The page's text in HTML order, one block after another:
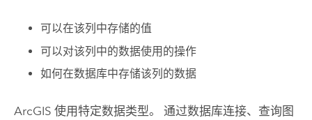
可以在该列中存储的值
可以对该列中的数据使用的操作
如何在数据库中存储该列的数据
ArcGIS 使用特定数据类型。 通过数据库连接、查询图